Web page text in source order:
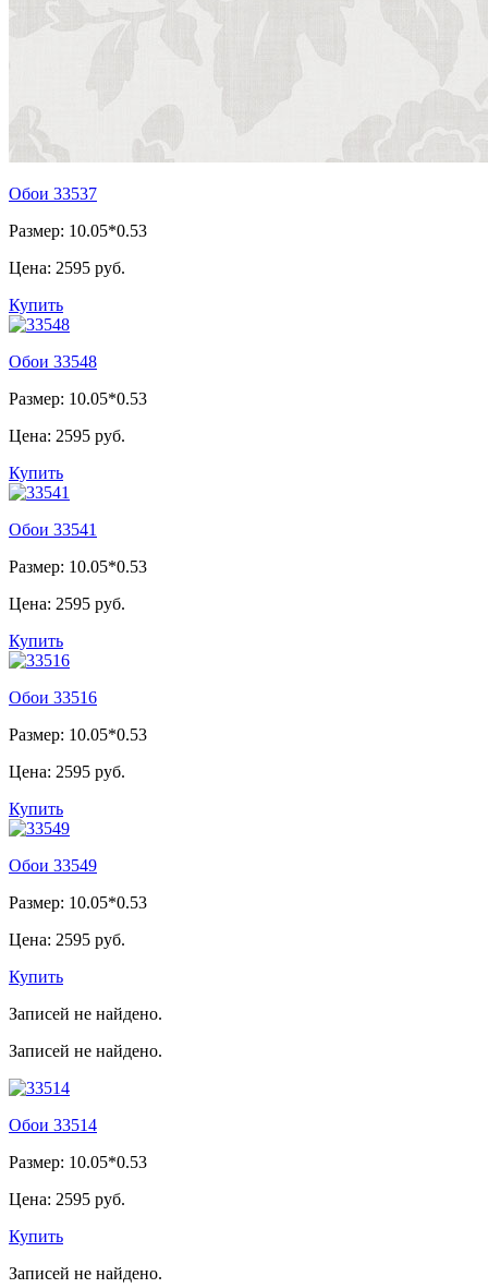
Обои 33537
Размер: 10.05*0.53
Цена: 2595 руб.
Купить
Обои 33548
Размер: 10.05*0.53
Цена: 2595 руб.
Купить
Обои 33541
Размер: 10.05*0.53
Цена: 2595 руб.
Купить
Обои 33516
Размер: 10.05*0.53
Цена: 2595 руб.
Купить
Обои 33549
Размер: 10.05*0.53
Цена: 2595 руб.
Купить
Записей не найдено.
Записей не найдено.
Обои 33514
Размер: 10.05*0.53
Цена: 2595 руб.
Купить
Записей не найдено.